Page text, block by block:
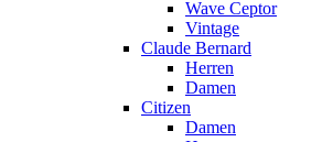
Wave Ceptor
Vintage
Claude Bernard
Herren
Damen
Citizen
Damen